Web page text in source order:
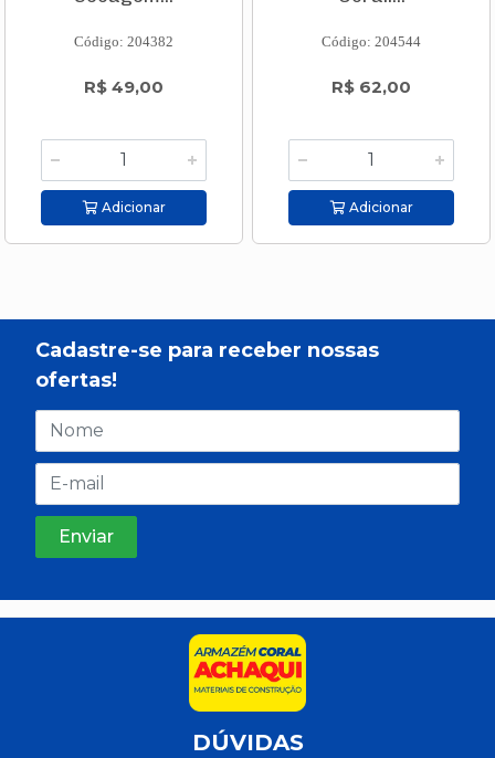
Código: 204382
R$ 49,00
Adicionar
Código: 204544
R$ 62,00
Adicionar
Cadastre-se para receber nossas
ofertas!
DÚVIDAS